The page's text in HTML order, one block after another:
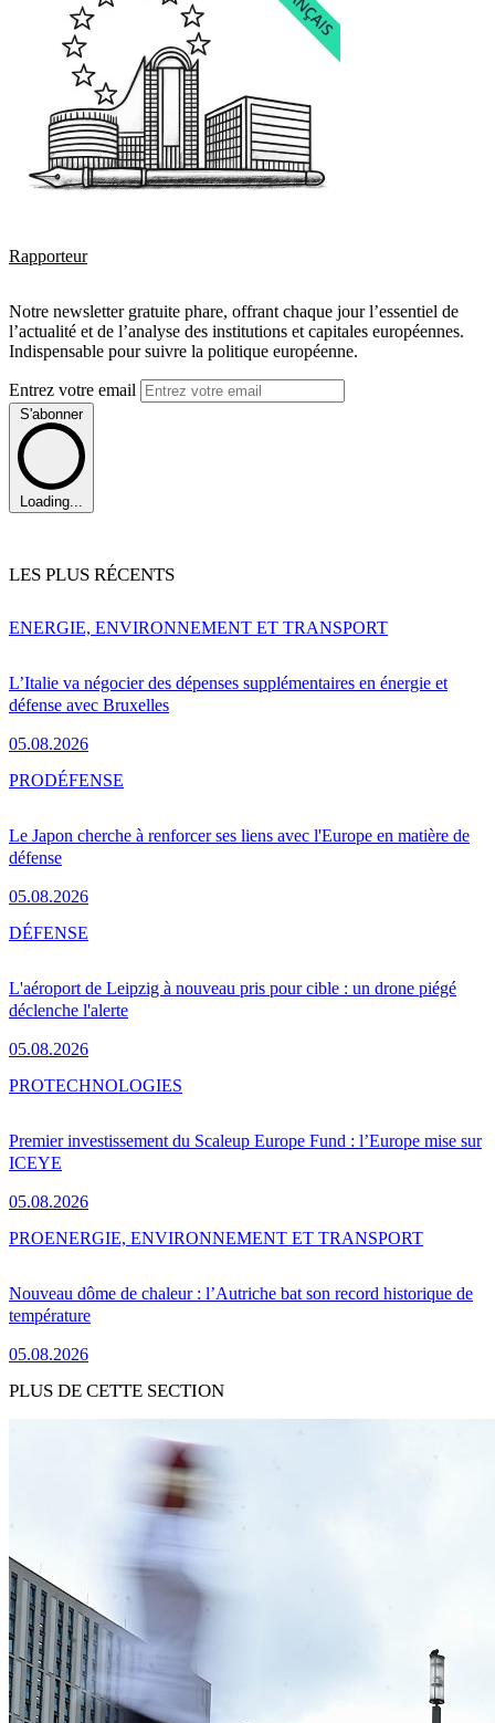
Rapporteur
Notre newsletter gratuite phare, offrant chaque jour l’essentiel de
l’actualité et de l’analyse des institutions et capitales européennes.
Indispensable pour suivre la politique européenne.
Entrez votre email
S'abonner
Loading...
LES PLUS RÉCENTS
L’Italie va négocier des dépenses supplémentaires en énergie et
défense avec Bruxelles
05.08.2026
ENERGIE, ENVIRONNEMENT ET TRANSPORT
Le Japon cherche à renforcer ses liens avec l'Europe en matière de
défense
05.08.2026
PRODÉFENSE
L'aéroport de Leipzig à nouveau pris pour cible : un drone piégé
déclenche l'alerte
05.08.2026
DÉFENSE
Premier investissement du Scaleup Europe Fund : l’Europe mise sur
ICEYE
05.08.2026
PROTECHNOLOGIES
Nouveau dôme de chaleur : l’Autriche bat son record historique de
température
05.08.2026
PROENERGIE, ENVIRONNEMENT ET TRANSPORT
PLUS DE CETTE SECTION